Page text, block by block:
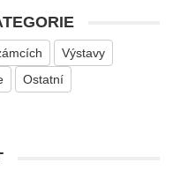
Výstavy
Ostatní